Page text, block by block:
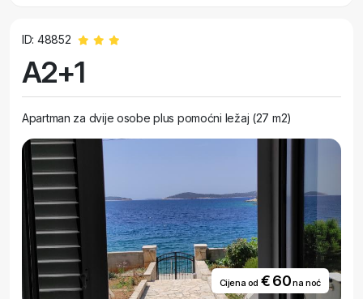
ID: 48852
A2+1
Apartman za dvije osobe plus pomoćni ležaj (27 m2)
Cijena od € 60na noć